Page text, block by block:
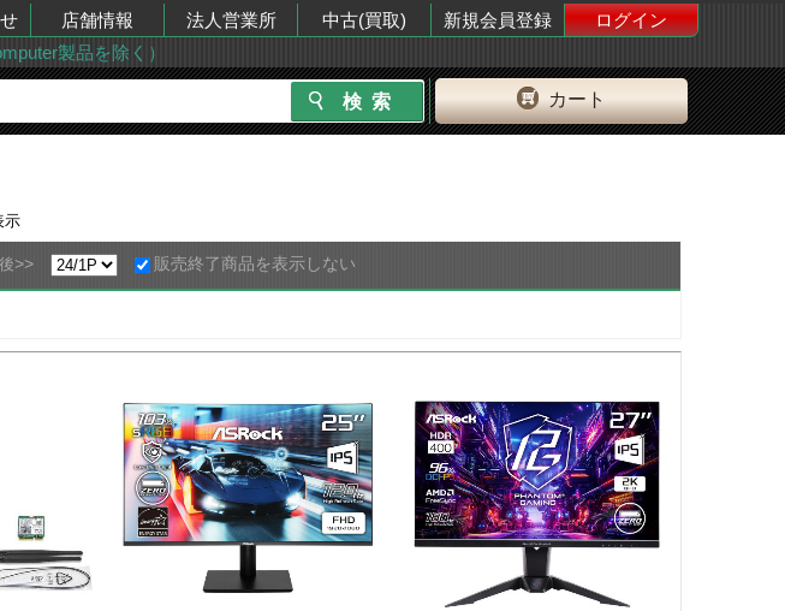
店舗情報 法人営業所 中古(買取) 新規会員登録
ログイン
製品を除く）
カート
示
>> 販売終了商品を表示しない